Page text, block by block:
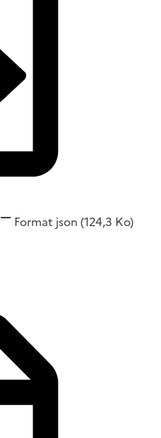
Format json (124,3 Ko)